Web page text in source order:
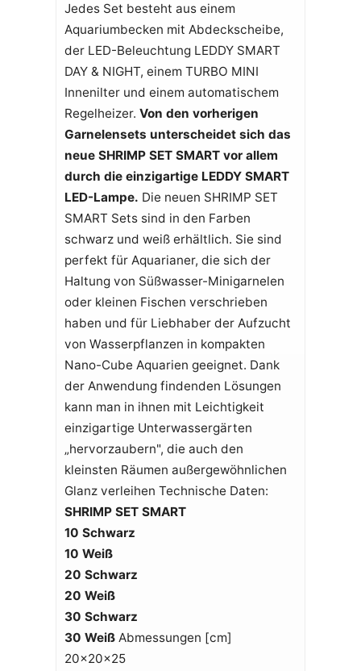
Jedes Set besteht aus einem
Aquariumbecken mit Abdeckscheibe,
der LED-Beleuchtung LEDDY SMART
DAY & NIGHT, einem TURBO MINI
Innenilter und einem automatischem
Regelheizer. Von den vorherigen
Garnelensets unterscheidet sich das
neue SHRIMP SET SMART vor allem
durch die einzigartige LEDDY SMART
LED-Lampe. Die neuen SHRIMP SET
SMART Sets sind in den Farben
schwarz und weiß erhältlich. Sie sind
perfekt für Aquarianer, die sich der
Haltung von Süßwasser-Minigarnelen
oder kleinen Fischen verschrieben
haben und für Liebhaber der Aufzucht
von Wasserpflanzen in kompakten
Nano-Cube Aquarien geeignet. Dank
der Anwendung findenden Lösungen
kann man in ihnen mit Leichtigkeit
einzigartige Unterwassergärten
„hervorzaubern", die auch den
kleinsten Räumen außergewöhnlichen
Glanz verleihen Technische Daten:
SHRIMP SET SMART
10 Schwarz
10 Weiß
20 Schwarz
20 Weiß
30 Schwarz
30 WeißAbmessungen [cm]
20x20x25